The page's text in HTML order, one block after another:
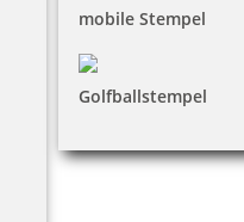
mobile Stempel
Golfballstempel